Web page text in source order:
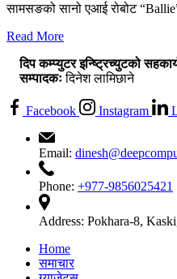
सामसङको सानो एआई रोबोट
Read More
दिप कम्प्युटर इन्ष्ट्रिच्युटको
सम्पादकःदिनेश लामिछाने
Facebook Instagram
Email:
Phone: +977-9856025421
Address: Pokhara-8,
Home
समाचार